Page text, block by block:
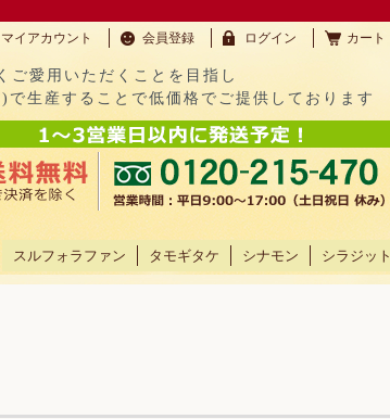
マイアカウント 会員登録 ログイン カート
ご愛用いただくことを目指し
生産することで低価格でご提供しております
スルフォラファン タモギタケ シナモン シラジット